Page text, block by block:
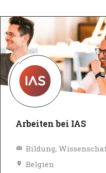
Arbeiten bei IAS
Belgien